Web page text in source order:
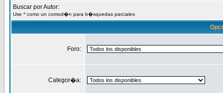
Buscar por Autor:
Use * como un comod�n para b�squedas parciales
Foro:
Categor�a: